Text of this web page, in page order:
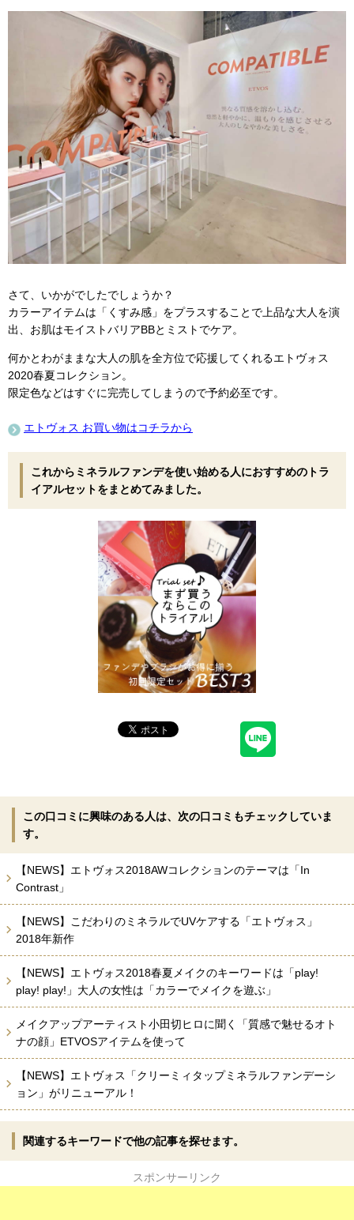
さて、いかがでしたでしょうか？
カラーアイテムは「くすみ感」をプラスすることで上品な大人を演
出、お肌はモイストバリアBBとミストでケア。
何かとわがままな大人の肌を全方位で応援してくれるエトヴォス
2020春夏コレクション。
限定色などはすぐに完売してしまうので予約必至です。
エトヴォス お買い物はコチラから
これからミネラルファンデを使い始める人におすすめのトラ
イアルセットをまとめてみました。
この口コミに興味のある人は、次の口コミもチェックしていま
す。
【NEWS】エトヴォス2018AWコレクションのテーマは「In
Contrast」
【NEWS】こだわりのミネラルでUVケアする「エトヴォス」
2018年新作
【NEWS】エトヴォス2018春夏メイクのキーワードは「play!
play! play!」大人の女性は「カラーでメイクを遊ぶ」
メイクアップアーティスト小田切ヒロに聞く「質感で魅せるオト
ナの顔」ETVOSアイテムを使って
【NEWS】エトヴォス「クリーミィタップミネラルファンデーシ
ョン」がリニューアル！
関連するキーワードで他の記事を探せます。
スポンサーリンク